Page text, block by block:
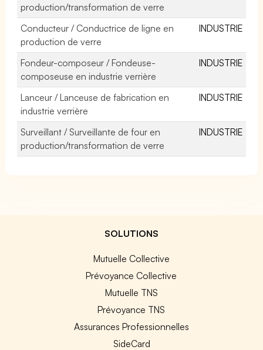
production/transformation de verre
Conducteur / Conductrice de ligne en
production de verre
INDUSTRIE
Fondeur-composeur / Fondeuse-
composeuse en industrie verrière
INDUSTRIE
Lanceur / Lanceuse de fabrication en
industrie verrière
INDUSTRIE
Surveillant / Surveillante de four en
production/transformation de verre
INDUSTRIE
SOLUTIONS
Mutuelle Collective
Prévoyance Collective
Mutuelle TNS
Prévoyance TNS
Assurances Professionnelles
SideCard